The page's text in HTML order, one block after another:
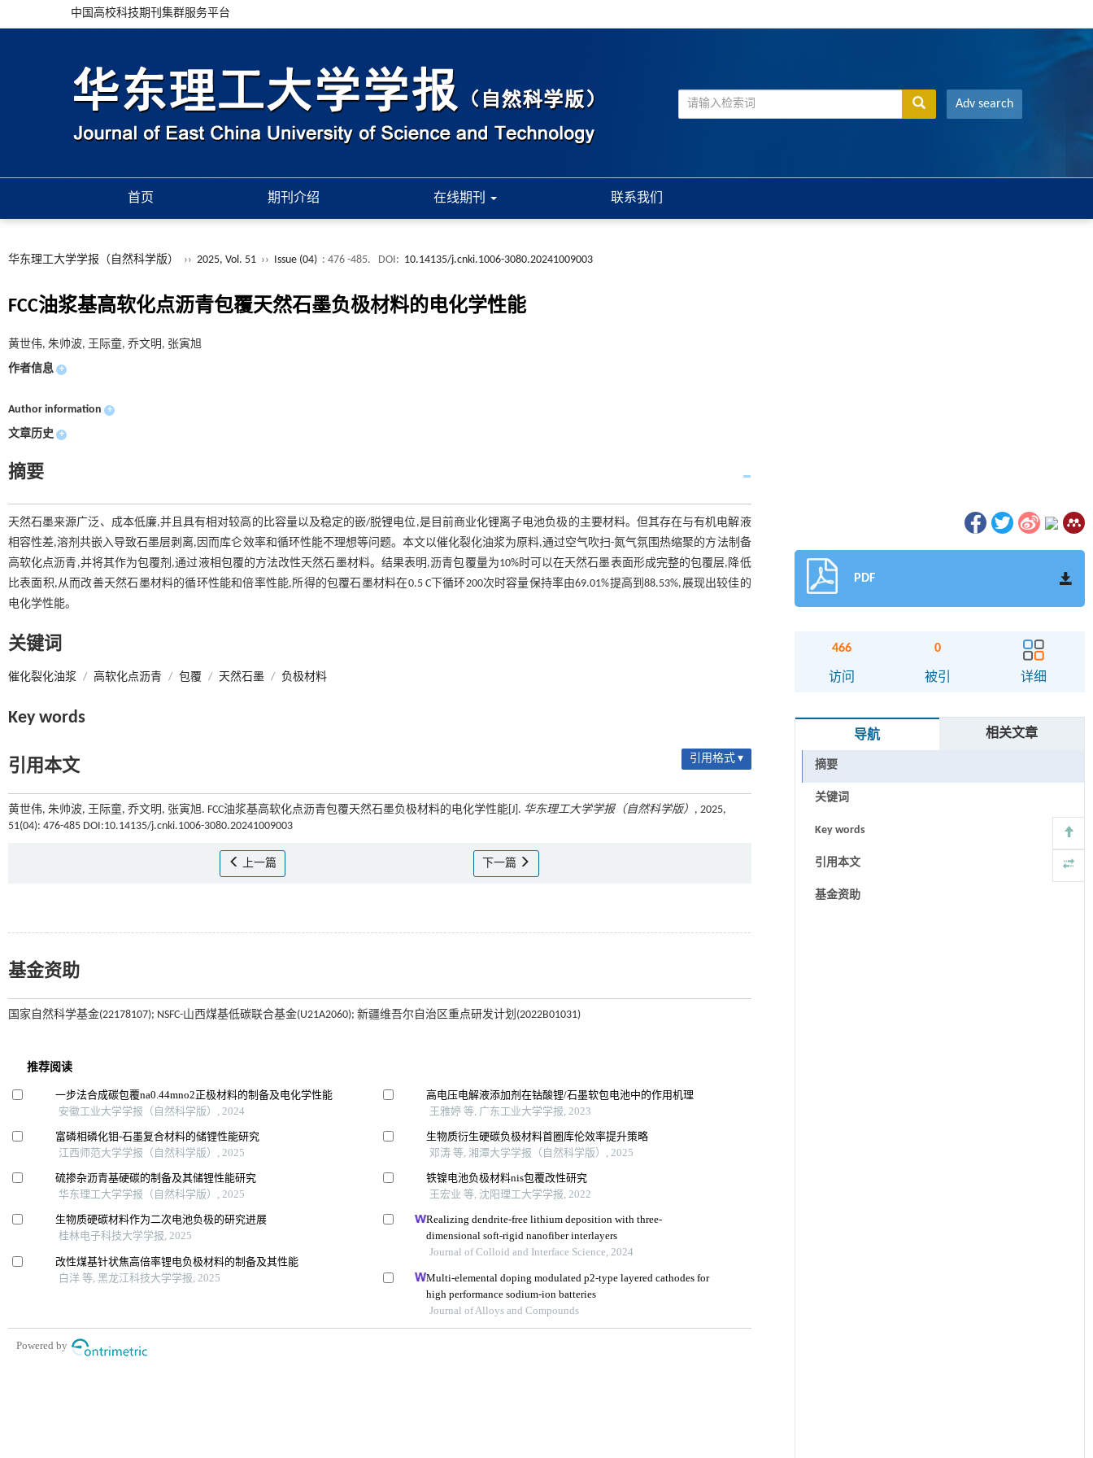
中国高校科技期刊集群服务平台
Adv search
首页 期刊介绍 在线期刊 联系我们
华东理工大学学报（自然科学版） ›› 2025, Vol. 51 ›› Issue (04) : 476 -485. DOI: 10.14135/j.cnki.1006-3080.20241009003
FCC油浆基高软化点沥青包覆天然石墨负极材料的电化学性能
黄世伟, 朱帅波, 王际童, 乔文明, 张寅旭
作者信息 +
Author information +
文章历史 +
摘要
天然石墨来源广泛、成本低廉,并且具有相对较高的比容量以及稳定的嵌/脱锂电位,是目前商业化锂离子电池负极的主要材料。但其存在与有机电解液
相容性差,溶剂共嵌入导致石墨层剥离,因而库仑效率和循环性能不理想等问题。本文以催化裂化油浆为原料,通过空气吹扫-氮气氛围热缩聚的方法制备
高软化点沥青,并将其作为包覆剂,通过液相包覆的方法改性天然石墨材料。结果表明,沥青包覆量为10%时可以在天然石墨表面形成完整的包覆层,降低
比表面积,从而改善天然石墨材料的循环性能和倍率性能,所得的包覆石墨材料在0.5 C下循环200次时容量保持率由69.01%提高到88.53%,展现出较佳的
电化学性能。
关键词
催化裂化油浆 / 高软化点沥青 / 包覆 / 天然石墨 / 负极材料
Key words
引用本文 引用格式 ▾
黄世伟, 朱帅波, 王际童, 乔文明, 张寅旭. FCC油浆基高软化点沥青包覆天然石墨负极材料的电化学性能[J]. 华东理工大学学报（自然科学版） , 2025,
51(04): 476-485 DOI:10.14135/j.cnki.1006-3080.20241009003
上一篇 下一篇
基金资助
国家自然科学基金(22178107); NSFC-山西煤基低碳联合基金(U21A2060); 新疆维吾尔自治区重点研发计划(2022B01031)
PDF
466
访问
0
被引 详细
导航 相关文章
摘要
关键词
Key words
引用本文
基金资助